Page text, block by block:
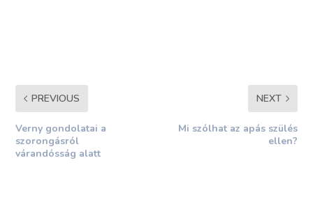
PREVIOUS
Verny gondolatai a
szorongásról
várandósság alatt
NEXT
Mi szólhat az apás szülés
ellen?